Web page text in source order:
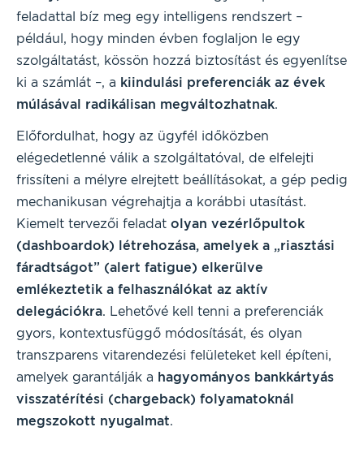
feladattal bíz meg egy intelligens rendszert –
például, hogy minden évben foglaljon le egy
szolgáltatást, kössön hozzá biztosítást és egyenlítse
ki a számlát –, a kiindulási preferenciák az évek
múlásával radikálisan megváltozhatnak.
Előfordulhat, hogy az ügyfél időközben
elégedetlenné válik a szolgáltatóval, de elfelejti
frissíteni a mélyre elrejtett beállításokat, a gép pedig
mechanikusan végrehajtja a korábbi utasítást.
Kiemelt tervezői feladat olyan vezérlőpultok
(dashboardok) létrehozása, amelyek a „riasztási
fáradtságot” (alert fatigue) elkerülve
emlékeztetik a felhasználókat az aktív
delegációkra. Lehetővé kell tenni a preferenciák
gyors, kontextusfüggő módosítását, és olyan
transzparens vitarendezési felületeket kell építeni,
amelyek garantálják a hagyományos bankkártyás
visszatérítési (chargeback) folyamatoknál
megszokott nyugalmat.